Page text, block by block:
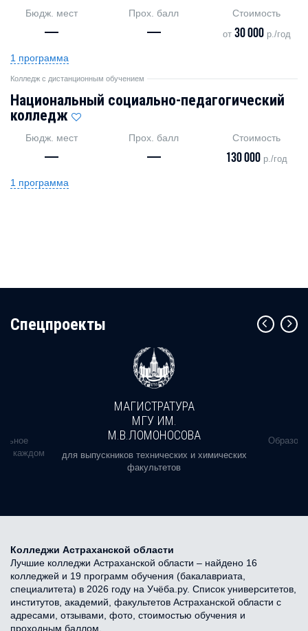
Бюдж. мест
—
Прох. балл
—
Стоимость
от 30 000р./год
1 программа
Колледж с дистанционным обучением
Национальный социально-педагогический
колледж
Бюдж. мест
—
Прох. балл
—
Стоимость
130 000 р./год
1 программа
Cпецпроекты
в каждом
МАГИСТРАТУРА
МГУ ИМ.
М.В.ЛОМОНОСОВА
для выпускников технических и химических
факультетов
Колледжи Астраханской области
Лучшие колледжи Астраханской области – найдено 16
колледжей и 19 программ обучения (бакалавриата,
специалитета) в 2026 году на Учёба.ру. Список университетов,
институтов, академий, факультетов Астраханской области с
адресами, отзывами, фото, стоимостью обучения и
проходным баллом.